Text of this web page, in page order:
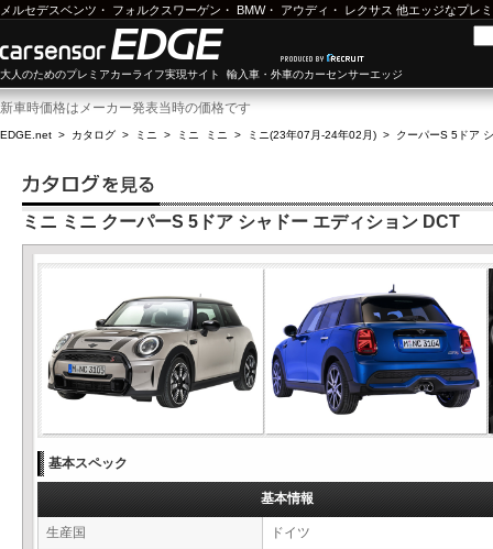
メルセデスベンツ ・ フォルクスワーゲン ・ BMW・ アウディ ・ レクサス 他エッジなプレ
大人のためのプレミアカーライフ実現サイト 輸入車・外車のカーセンサーエッジ
新車時価格はメーカー発表当時の価格です
EDGE.net > カタログ > ミニ > ミニ ミニ > ミニ(23年07月-24年02月) > クーパーS 5ドア
ミニ ミニ クーパーS 5ドア シャドー エディション DCT
基本スペック
基本情報
生産国 ドイツ